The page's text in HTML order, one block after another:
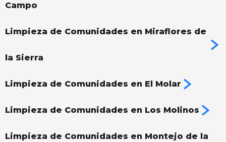
Campo
Limpieza de Comunidades en Miraflores de
la Sierra
Limpieza de Comunidades en El Molar
Limpieza de Comunidades en Los Molinos
Limpieza de Comunidades en Montejo de la